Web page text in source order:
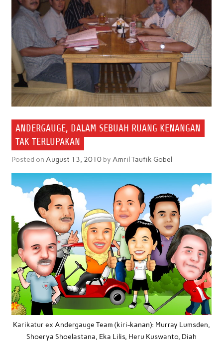
ANDERGAUGE, DALAM SEBUAH RUANG KENANGAN
TAK TERLUPAKAN
Posted on August 13, 2010by Amril Taufik Gobel
Karikatur ex Andergauge Team (kiri-kanan): Murray Lumsden,
Shoerya Shoelastana, Eka Lilis, Heru Kuswanto, Diah